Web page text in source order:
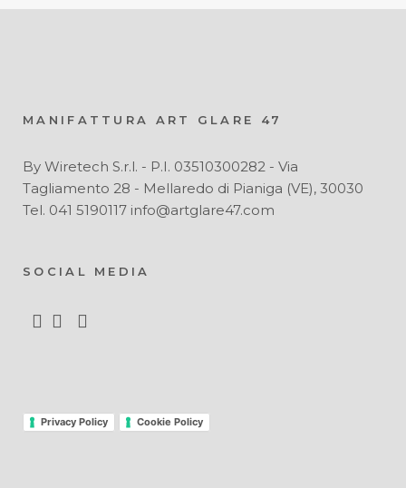
MANIFATTURA ART GLARE 47
By Wiretech S.r.l. - P.I. 03510300282 - Via
Tagliamento 28 - Mellaredo di Pianiga (VE), 30030
Tel. 041 5190117 info@artglare47.com
SOCIAL MEDIA
Privacy Policy Cookie Policy